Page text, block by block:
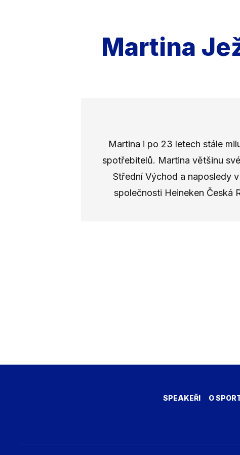
Martina
Martina i po 23 letech stále
spotřebitelů. Martina většinu
Střední Východ a naposledy
společnosti Heineken Česká
SPEAKEŘI O